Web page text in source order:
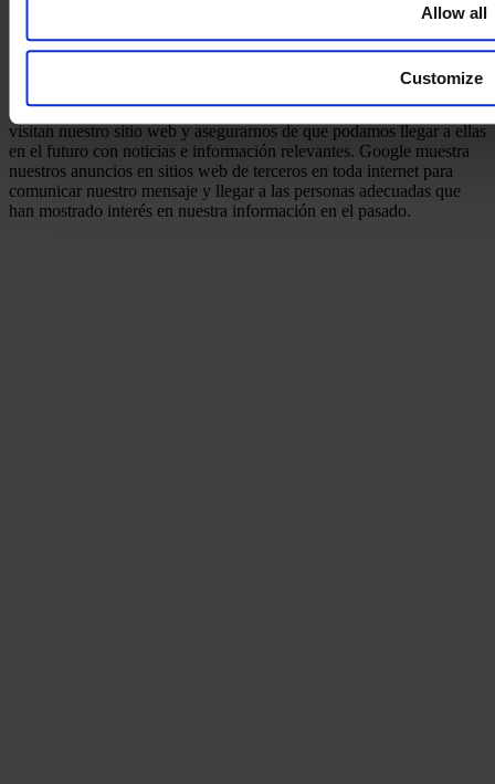
Allow all
Customize
agente de patentes en su jurisdicción nacional antes de tomar
de Meta Platforms, Inc. Además, este sitio web no está respaldado
de ninguna manera por Meta. Facebook es una marca de Meta
en este sitio web para comunicarnos nuevamente con personas que
visitan nuestro sitio web y asegurarnos de que podamos llegar a ellas
en el futuro con noticias e información relevantes. Google muestra
nuestros anuncios en sitios web de terceros en toda internet para
comunicar nuestro mensaje y llegar a las personas adecuadas que
han mostrado interés en nuestra información en el pasado.